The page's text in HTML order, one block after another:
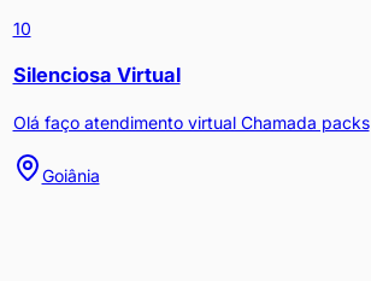
10
Silenciosa Virtual
Olá faço atendimento virtual Chamada packs
Goiânia